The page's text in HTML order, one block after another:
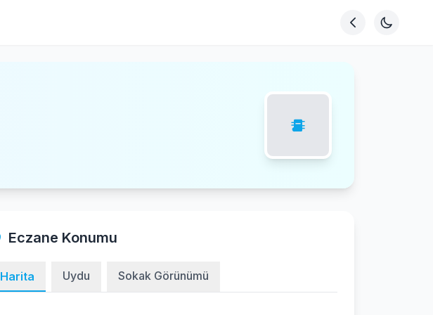
Eczane Konumu
Harita Uydu Sokak Görünümü